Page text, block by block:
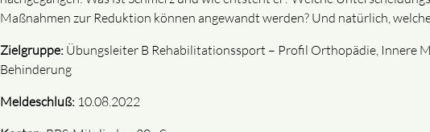
Maßnahmen zur Reduktion können angewandt werden? Und natürlich,
Zielgruppe:Übungsleiter B Rehabilitationssport – Profil Orthopädie, Innere
Behinderung
Meldeschluß:10.08.2022